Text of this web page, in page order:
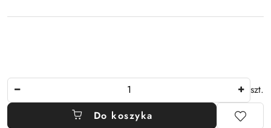
szt.
Do koszyka